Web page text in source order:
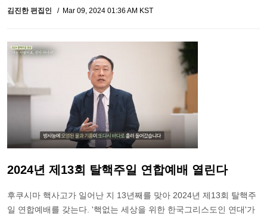
김진한 편집인 Mar 09, 2024 01:36 AM KST
2024년 제13회 탈핵주일 연합예배 열린다
후쿠시마 핵사고가 일어난 지 13년째를 맞아 2024년 제13회 탈핵주
일 연합예배를 갖는다. '핵없는 세상을 위한 한국그리스도인 연대'가